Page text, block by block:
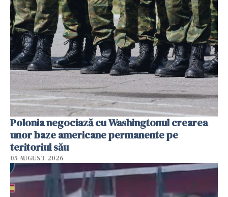
Polonia negociază cu Washingtonul crearea
unor baze americane permanente pe
teritoriul său
05 AUGUST 2026